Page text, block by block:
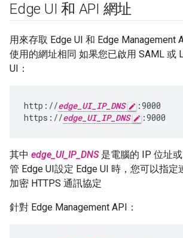
Edge UI 和 API 網址
用來存取 Edge UI 和 Edge Management
使用的網址相同 如果您已啟用 SAML 或
UI：
http://edge_UI_IP_DNS
:9000
https://edge_UI_IP_DNS :9000
其中 edge_UI_IP_DNS是電腦的 IP 位址
管 Edge UI設定 Edge UI 時，您可以指定
加密 HTTPS 通訊協定
針對 Edge Management API：